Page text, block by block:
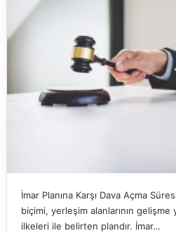
İmar Planına Karşı Dava Açma
biçimi, yerleşim alanlarının
ilkeleri ile belirten plandır. İmar…